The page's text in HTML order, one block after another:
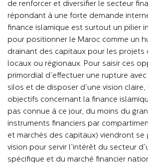
de renforcer et diversifier le secteur
répondant à une forte demande
finance islamique est surtout un pilier
pour positionner le Maroc comme un
drainant des capitaux pour les projets
locaux ou régionaux. Pour saisir ces
primordial d’effectuer une rupture
silos et de disposer d’une vision claire,
objectifs concernant la finance
pas connue à ce jour, du moins du
instruments financiers par
et marchés des capitaux) viendront se
vision pour servir l’intérêt du secteur
spécifique et du marché financier